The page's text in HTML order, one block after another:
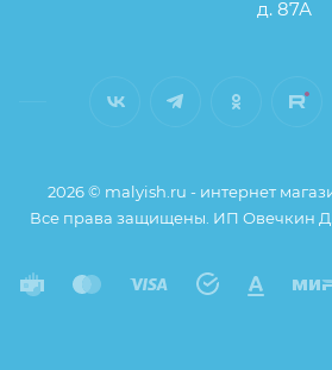
Компактный и обладает
Бутылочка 240 мл
Изготовлено из
Комфортный молокоотсос
д. 87А
2026 © malyish.ru - интернет
Все права защищены. ИП Овечкин